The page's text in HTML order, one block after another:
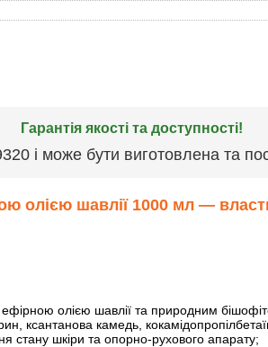
Гарантія якості та доступності!
і може бути виготовлена та
олією шавлії 1000 мл —
олією шавлії та природним
ксантанова камедь,
стану шкіри та опорно-рухового апарату;